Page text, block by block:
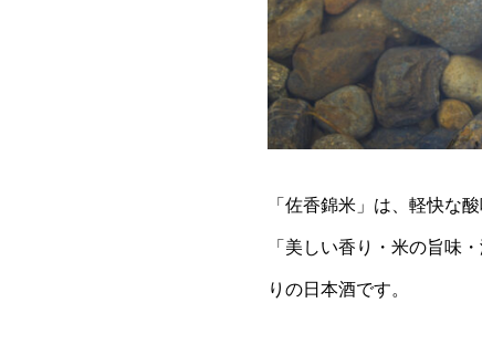
「佐香錦米」は、軽快な
「美しい香り・米の旨味
りの日本酒です。